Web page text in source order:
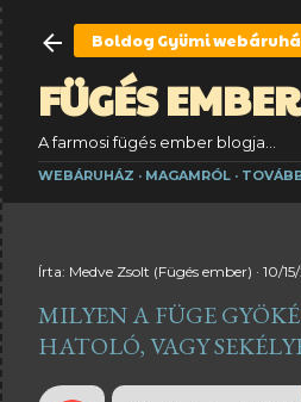
Ugrás a fő
FÜGÉS EMBER
A farmosi fügés ember blogja...
Boldog Gyümi
WEBÁRUHÁZ MAGAMRÓL
Írta: Medve Zsolt (Fügés ember) 10/
MILYEN A FÜGE
HATOLÓ, VAGY